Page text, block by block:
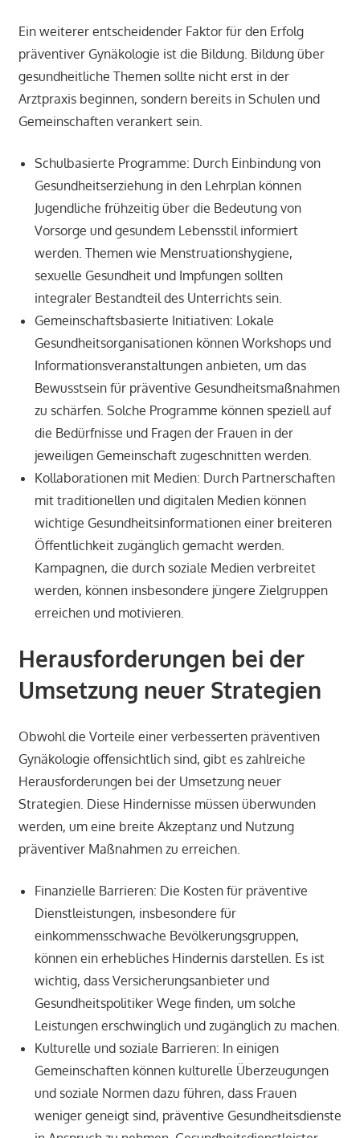
Ein weiterer entscheidender Faktor für den Erfolg
präventiver Gynäkologie ist die Bildung. Bildung über
gesundheitliche Themen sollte nicht erst in der
Arztpraxis beginnen, sondern bereits in Schulen und
Gemeinschaften verankert sein.
Schulbasierte Programme: Durch Einbindung von
Gesundheitserziehung in den Lehrplan können
Jugendliche frühzeitig über die Bedeutung von
Vorsorge und gesundem Lebensstil informiert
werden. Themen wie Menstruationshygiene,
sexuelle Gesundheit und Impfungen sollten
integraler Bestandteil des Unterrichts sein.
Gemeinschaftsbasierte Initiativen: Lokale
Gesundheitsorganisationen können Workshops und
Informationsveranstaltungen anbieten, um das
Bewusstsein für präventive Gesundheitsmaßnahmen
zu schärfen. Solche Programme können speziell auf
die Bedürfnisse und Fragen der Frauen in der
jeweiligen Gemeinschaft zugeschnitten werden.
Kollaborationen mit Medien: Durch Partnerschaften
mit traditionellen und digitalen Medien können
wichtige Gesundheitsinformationen einer breiteren
Öffentlichkeit zugänglich gemacht werden.
Kampagnen, die durch soziale Medien verbreitet
werden, können insbesondere jüngere Zielgruppen
erreichen und motivieren.
Herausforderungen bei der
Umsetzung neuer Strategien
Obwohl die Vorteile einer verbesserten präventiven
Gynäkologie offensichtlich sind, gibt es zahlreiche
Herausforderungen bei der Umsetzung neuer
Strategien. Diese Hindernisse müssen überwunden
werden, um eine breite Akzeptanz und Nutzung
präventiver Maßnahmen zu erreichen.
Finanzielle Barrieren: Die Kosten für präventive
Dienstleistungen, insbesondere für
einkommensschwache Bevölkerungsgruppen,
können ein erhebliches Hindernis darstellen. Es ist
wichtig, dass Versicherungsanbieter und
Gesundheitspolitiker Wege finden, um solche
Leistungen erschwinglich und zugänglich zu machen.
Kulturelle und soziale Barrieren: In einigen
Gemeinschaften können kulturelle Überzeugungen
und soziale Normen dazu führen, dass Frauen
weniger geneigt sind, präventive Gesundheitsdienste